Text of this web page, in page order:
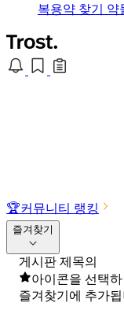
복용약 찾기 약
🏆커뮤니티 랭킹
즐겨찾기
게시판 제목의
아이콘을 선택하
즐겨찾기에 추가